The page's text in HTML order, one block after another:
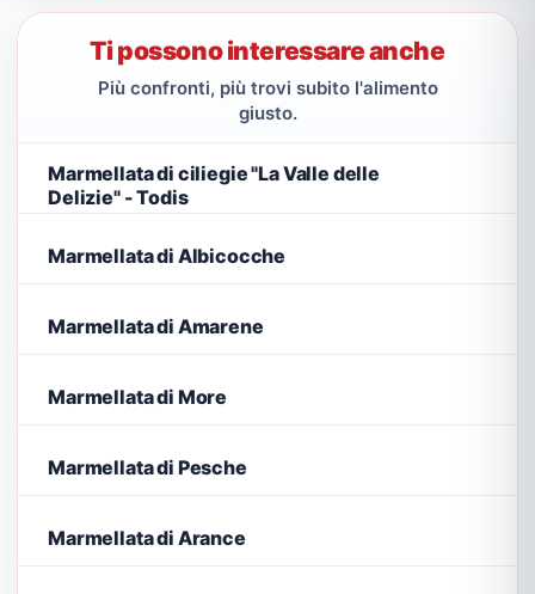
Ti possono interessare anche
Più confronti, più trovi subito l'alimento
giusto.
Marmellata di ciliegie "La Valle delle
Delizie" - Todis
Marmellata di Albicocche
Marmellata di Amarene
Marmellata di More
Marmellata di Pesche
Marmellata di Arance